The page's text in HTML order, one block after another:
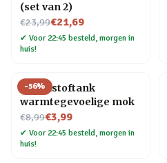
(set van 2)
€23,99
Nu voor€21,69
✔ Voor 22:45 besteld, morgen in
huis!
-56%
Brandstoftank
warmtegevoelige mok
€8,99
Nu voor€3,99
✔ Voor 22:45 besteld, morgen in
huis!